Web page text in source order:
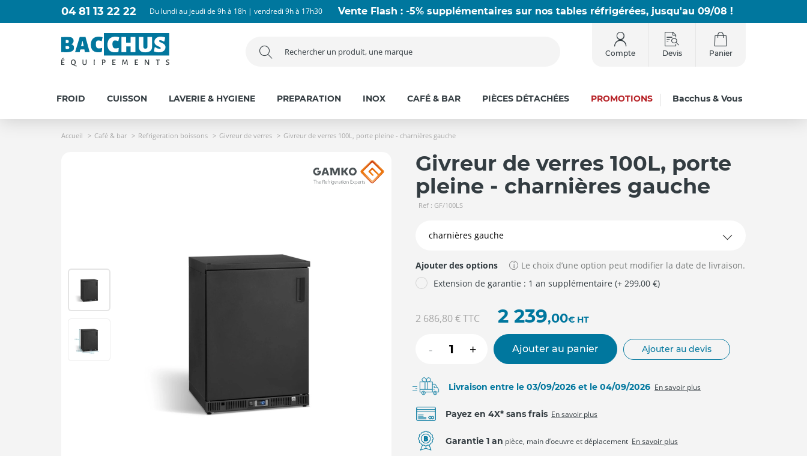
04 81 13 22 22 Du lundi au jeudi de 9h à 18h | vendredi 9h à 17h30 Vente Flash : -5% supplémentaires sur nos tables réfrigérées, jusqu'au 09/08 !
Compte Devis Panier
FROID CUISSON LAVERIE & HYGIENE PREPARATION INOX CAFÉ & BAR PIÈCES DÉTACHÉES PROMOTIONS Bacchus & Vous
Accueil Café & bar Refrigeration boissons Givreur de verres Givreur de verres 100L, porte pleine - charnières gauche
Givreur de verres 100L, porte
pleine - charnières gauche
Ref : GF/100LS
Ajouter des options
Le choix d’une option peut modifier la date de livraison.
Extension de garantie : 1 an supplémentaire (+ 299,00 €)
2 686,80 €TTC 2 239,00€ HT
- + Ajouter au panier Ajouter au devis
Livraison entre le 03/09/2026 et le 04/09/2026 En savoir plus
Payez en 4X* sans frais En savoir plus
Garantie 1 an pièce, main d’oeuvre et déplacement En savoir plus